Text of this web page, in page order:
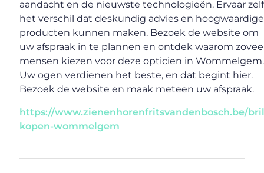
aandacht en de nieuwste technologieën. Ervaar zelf
het verschil dat deskundig advies en hoogwaardige
producten kunnen maken. Bezoek de website om
uw afspraak in te plannen en ontdek waarom
mensen kiezen voor deze opticien in Wommelgem.
Uw ogen verdienen het beste, en dat begint hier.
Bezoek de website en maak meteen uw afspraak.
https://www.zienenhorenfritsvandenbosch.be/
kopen-wommelgem